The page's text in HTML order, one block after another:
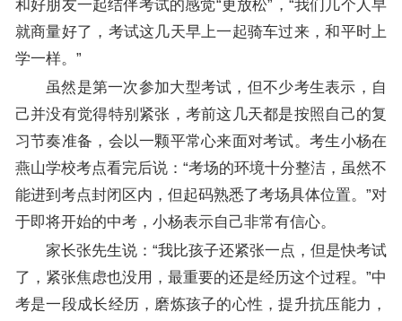
和好朋友一起结伴考试的感觉“更放松”，“我们几个人早
就商量好了，考试这几天早上一起骑车过来，和平时上
学一样。”
虽然是第一次参加大型考试，但不少考生表示，自
己并没有觉得特别紧张，考前这几天都是按照自己的复
习节奏准备，会以一颗平常心来面对考试。考生小杨在
燕山学校考点看完后说：“考场的环境十分整洁，虽然不
能进到考点封闭区内，但起码熟悉了考场具体位置。”对
于即将开始的中考，小杨表示自己非常有信心。
家长张先生说：“我比孩子还紧张一点，但是快考试
了，紧张焦虑也没用，最重要的还是经历这个过程。”中
考是一段成长经历，磨炼孩子的心性，提升抗压能力，